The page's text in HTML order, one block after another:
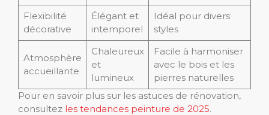
Flexibilité
décorative
Élégant et
intemporel
Idéal pour divers
styles
Atmosphère
accueillante
Chaleureux
et
lumineux
Facile à harmoniser
avec le bois et les
pierres naturelles
Pour en savoir plus sur les astuces de rénovation,
consultez les tendances peinture de 2025.